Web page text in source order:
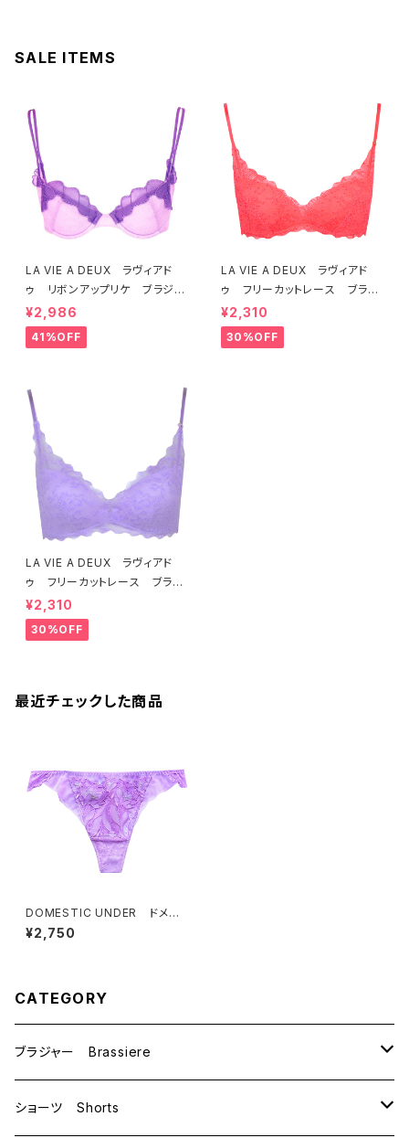
SALE ITEMS
LA VIE A DEUX ラヴィアド
ゥ リボンアップリケ ブラジャ
ー（ラベンダー） 22293 SA
LE セール 送料無料
¥2,986
41%OFF
LA VIE A DEUX ラヴィアド
ゥ フリーカットレース ブラレ
ット ソフトブラ（トマトレッド）2
2457 SALE 送料無料
¥2,310
30%OFF
LA VIE A DEUX ラヴィアド
ゥ フリーカットレース ブラレ
ット ソフトブラ（ラベンダー）22
463 SALE 送料無料
¥2,310
30%OFF
最近チェックした商品
DOMESTIC UNDER ドメス
ティックアンダー ナルシス タ
ンガ（ライラック）Mサイズ D6
¥2,750
CATEGORY
ブラジャー Brassiere
B70
ショーツ Shorts